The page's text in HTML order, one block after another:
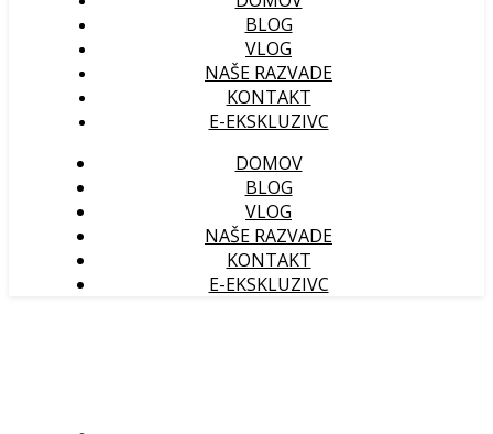
BLOG
VLOG
NAŠE RAZVADE
KONTAKT
E-EKSKLUZIVC
DOMOV
BLOG
VLOG
NAŠE RAZVADE
KONTAKT
E-EKSKLUZIVC